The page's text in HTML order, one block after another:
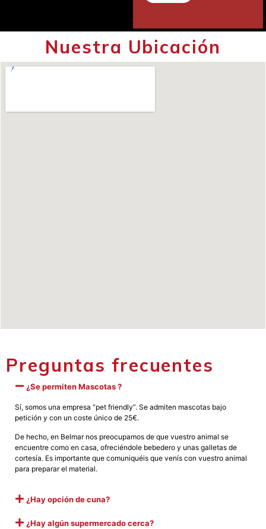
Nuestra Ubicación
Preguntas frecuentes
¿Se permiten Mascotas ?
Sí, somos una empresa “pet friendly”. Se admiten mascotas bajo
petición y con un coste único de 25€.
De hecho, en Belmar nos preocupamos de que vuestro animal se
encuentre como en casa, ofreciéndole bebedero y unas galletas de
cortesía. Es importante que comuniquéis que venís con vuestro animal
para preparar el material.
¿Hay opción de cuna?
¿Hay algún supermercado cerca?